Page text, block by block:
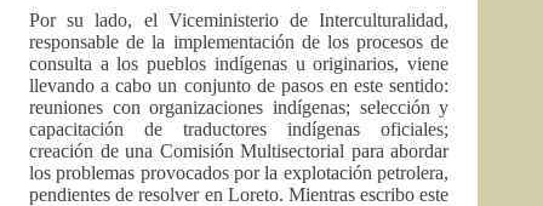
Por su lado, el Viceministerio de Interculturalidad,
responsable de la implementación de los procesos de
consulta a los pueblos indígenas u originarios, viene
llevando a cabo un conjunto de pasos en este sentido:
reuniones con organizaciones indígenas; selección y
capacitación de traductores indígenas oficiales;
creación de una Comisión Multisectorial para abordar
los problemas provocados por la explotación petrolera,
pendientes de resolver en Loreto. Mientras escribo este